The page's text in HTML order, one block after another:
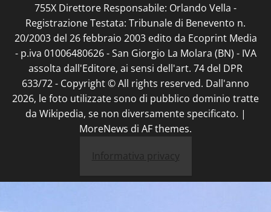
755X Direttore Responsabile: Orlando Vella -
Registrazione Testata: Tribunale di Benevento n.
20/2003 del 26 febbraio 2003 edito da Ecoprint Media
- p.iva 01006480626 - San Giorgio La Molara (BN) - IVA
assolta dall'Editore, ai sensi dell'art. 74 del DPR
633/72 - Copyright © All rights reserved. Dall'anno
2026, le foto utilizzate sono di pubblico dominio tratte
da Wikipedia, se non diversamente specificato. |
MoreNews di AF themes.
Informativa privacy